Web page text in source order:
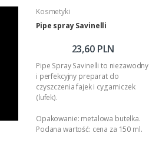
Kosmetyki
Pipe spray Savinelli
23,60 PLN
Pipe Spray Savinelli to niezawodny
i perfekcyjny preparat do
czyszczenia fajek i cygarniczek
(lufek).
Opakowanie: metalowa butelka.
Podana wartość: cena za 150 ml.